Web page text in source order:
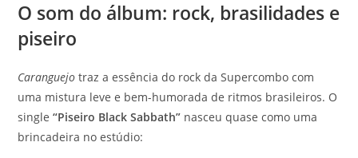
O som do álbum: rock, brasilidades e
piseiro
Caranguejo traz a essência do rock da Supercombo com
uma mistura leve e bem-humorada de ritmos brasileiros. O
single“Piseiro Black Sabbath” nasceu quase como uma
brincadeira no estúdio: